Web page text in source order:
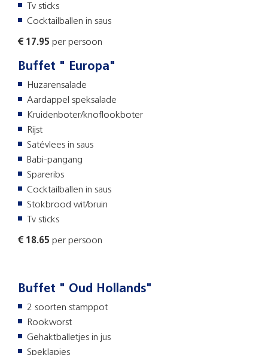
Tv sticks
Cocktailballen in saus
€ 17.95 per persoon
Buffet " Europa"
Huzarensalade
Aardappel speksalade
Kruidenboter/knoflookboter
Rijst
Satévlees in saus
Babi-pangang
Spareribs
Cocktailballen in saus
Stokbrood wit/bruin
Tv sticks
€ 18.65 per persoon
Buffet " Oud Hollands"
2 soorten stamppot
Rookworst
Gehaktballetjes in jus
Speklapjes